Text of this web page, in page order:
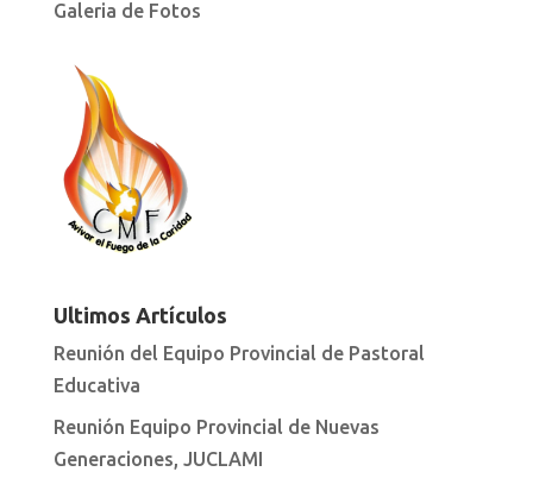
Galeria de Fotos
Ultimos Artículos
Reunión del Equipo Provincial de Pastoral
Educativa
Reunión Equipo Provincial de Nuevas
Generaciones, JUCLAMI